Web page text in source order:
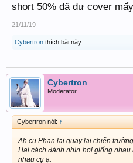
short 50% đã dư cover
21/11/19
Cybertron thích bài này.
Cybertron
Moderator
Cybertron nói: ↑
Ah cụ Phan lại quay lại chiến
Hai cách đánh nhìn hơi giống
nhau cụ ạ.